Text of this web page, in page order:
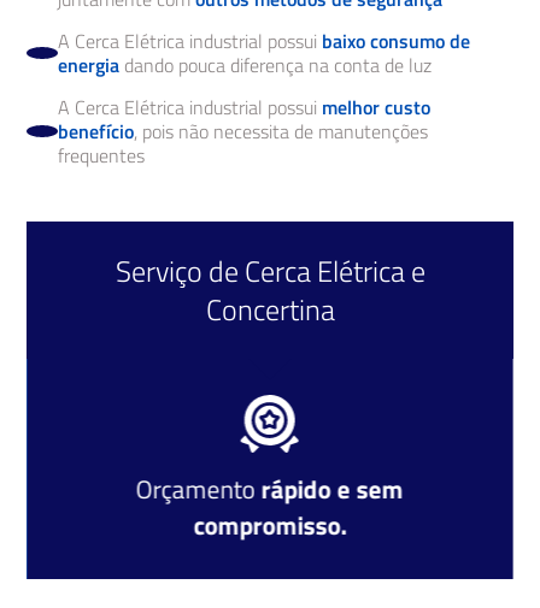
A Cerca Elétrica industrial possui baixo consumo de
energia dando pouca diferença na conta de luz
A Cerca Elétrica industrial possui melhor custo
benefício, pois não necessita de manutenções
frequentes
Serviço deCerca Elétricae
Concertina
Orçamentorápido e sem
compromisso.